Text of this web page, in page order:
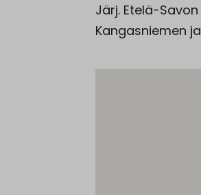
Järj. Etelä-
Kangasniemen